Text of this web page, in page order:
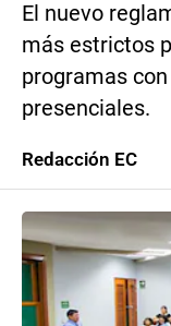
El nuevo
más estrictos
programas
presenciales.
Redacción EC